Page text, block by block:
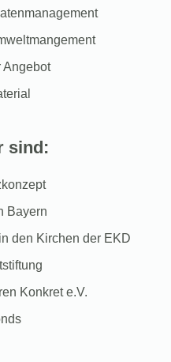
Angebot
sind:
Bayern
den Kirchen der EKD
Konkret e.V.